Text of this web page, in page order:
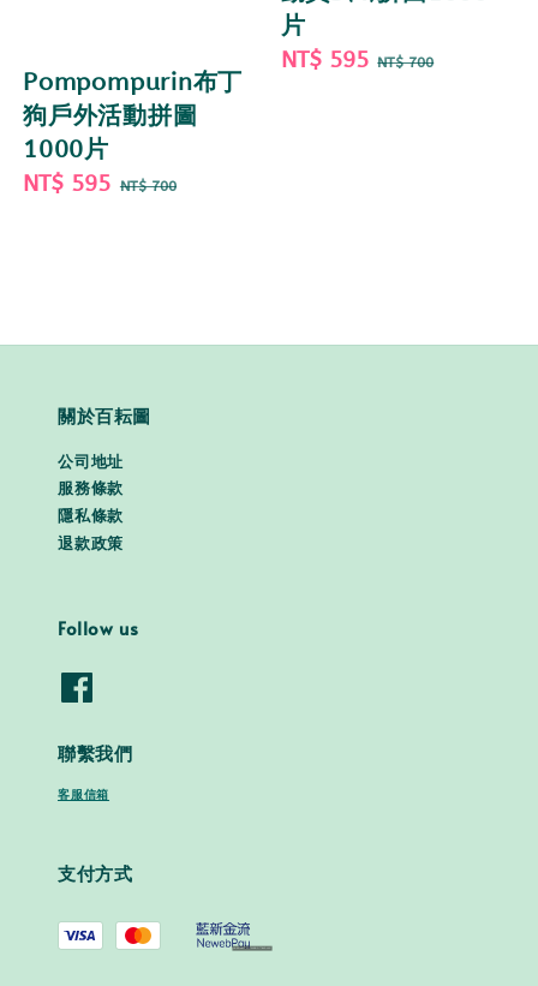
Pompompurin布丁
狗戶外活動拼圖
1000片
Sale
NT$ 595 Regular
NT$ 700
片
Sale
NT$ 595 Regular
NT$ 700
關於百耘圖
公司地址
服務條款
隱私條款
退款政策
Follow us
聯繫我們
客服信箱
支付方式